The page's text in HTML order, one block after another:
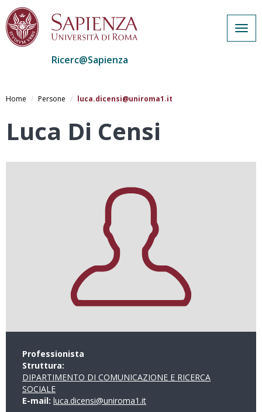
al
Ricerc@Sapienza
Home Persone luca.dicensi@uniroma1.it
Luca Di Censi
Professionista
Struttura:
DIPARTIMENTO DI COMUNICAZIONE E RICERCA
SOCIALE
E-mail: luca.dicensi@uniroma1.it